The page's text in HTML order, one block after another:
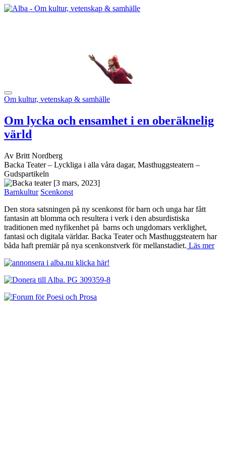
Om kultur, vetenskap & samhälle
Om lycka och ensamhet i en oberäknelig
värld
Av Britt Nordberg
Backa Teater – Lyckliga i alla våra dagar, Masthuggsteatern –
Gudspartikeln
[3 mars, 2023]
Barnkultur Scenkonst
Den stora satsningen på ny scenkonst för barn och unga har fått
fantasin att blomma och resultera i verk i den absurdistiska
traditionen med nyfikenhet på barns och ungdomars verklighet,
fantasi och digitala världar. Backa Teater och Masthuggsteatern har
båda haft premiär på nya scenkonstverk för mellanstadiet. Läs mer